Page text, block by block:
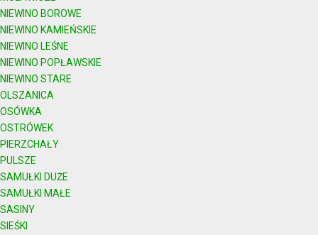
NIEWINO BOROWE
NIEWINO KAMIEŃSKIE
NIEWINO LEŚNE
NIEWINO POPŁAWSKIE
NIEWINO STARE
OLSZANICA
OSÓWKA
OSTRÓWEK
PIERZCHAŁY
PULSZE
SAMUŁKI DUŻE
SAMUŁKI MAŁE
SASINY
SIEŚKI